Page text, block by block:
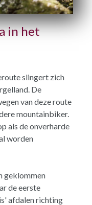
in het
slingert zich
De
van deze route
mountainbiker.
als de onverharde
worden
geklommen
de eerste
afdalen richting